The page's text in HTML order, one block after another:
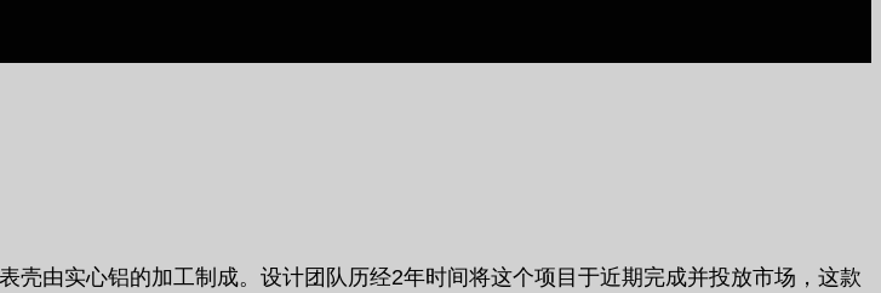
由实心铝的加工制成。设计团队历经2年时间将这个项目于近期完成并投放市场，这款